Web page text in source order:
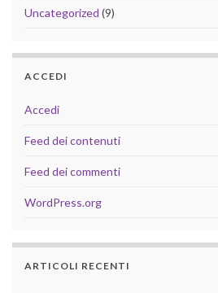
Uncategorized (9)
ACCEDI
Accedi
Feed dei contenuti
Feed dei commenti
WordPress.org
ARTICOLI RECENTI